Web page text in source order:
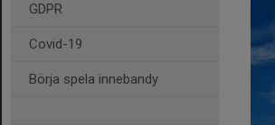
GDPR
Covid-19
Börja spela innebandy